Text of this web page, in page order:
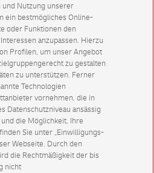
Nutzung unserer
ein bestmögliches Online-
oder Funktionen den
anzupassen. Hierzu
Profilen, um unser Angebot
zu gestalten
zu unterstützen. Ferner
Technologien
vornehmen, die in
Datenschutzniveau ansässig
die Möglichkeit, Ihre
Sie unter „Einwilligungs-
Webseite. Durch den
die Rechtmäßigkeit der bis
nicht